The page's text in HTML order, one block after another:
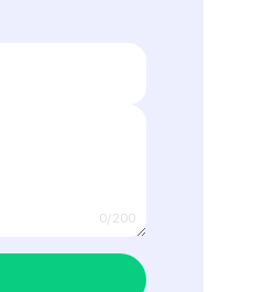
0/200